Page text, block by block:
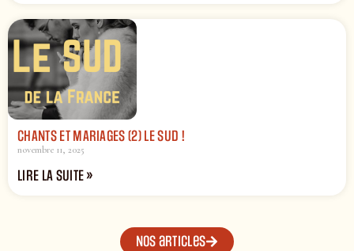
CHANTS ET MARIAGES (2) LE SUD !
novembre 11, 2025
LIRE LA SUITE »
Nos articles